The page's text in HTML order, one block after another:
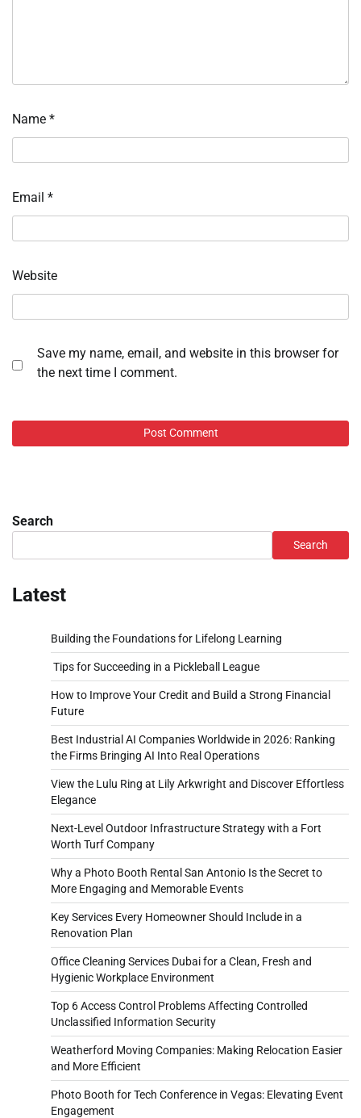
Name *
Email *
Website
Save my name, email, and website in this browser for
the next time I comment.
Search
Search
Latest
Building the Foundations for Lifelong Learning
Tips for Succeeding in a Pickleball League
How to Improve Your Credit and Build a Strong Financial
Future
Best Industrial AI Companies Worldwide in 2026: Ranking
the Firms Bringing AI Into Real Operations
View the Lulu Ring at Lily Arkwright and Discover Effortless
Elegance
Next-Level Outdoor Infrastructure Strategy with a Fort
Worth Turf Company
Why a Photo Booth Rental San Antonio Is the Secret to
More Engaging and Memorable Events
Key Services Every Homeowner Should Include in a
Renovation Plan
Office Cleaning Services Dubai for a Clean, Fresh and
Hygienic Workplace Environment
Top 6 Access Control Problems Affecting Controlled
Unclassified Information Security
Weatherford Moving Companies: Making Relocation Easier
and More Efficient
Photo Booth for Tech Conference in Vegas: Elevating Event
Engagement